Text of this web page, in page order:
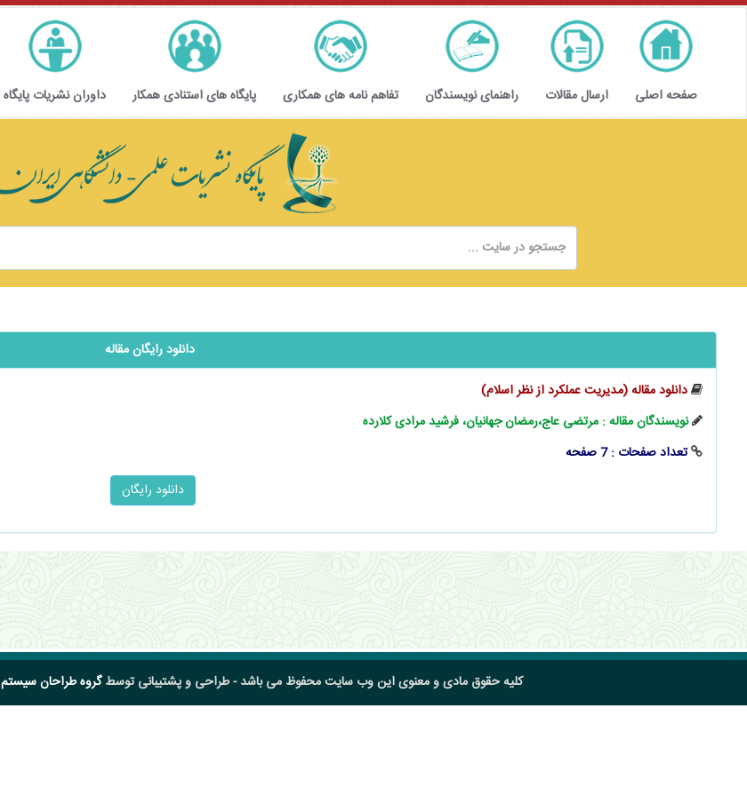
صفحه اصلی ارسال مقالات راهنمای نویسندگان تفاهم نامه های همکاری پایگاه های استنادی همکار داوران نشریات پایگاه
دانلود رایگان مقاله
دانلود مقاله (مدیریت عملکرد از نظر اسلام)
نویسندگان مقاله : مرتضی عاج،رمضان جهانیان، فرشید مرادی کلارده
تعداد صفحات : 7 صفحه
کلیه حقوق مادی و معنوی این وب سایت محفوظ می باشد - طراحی و پشتیبانی توسطگروه طراحان سیستم